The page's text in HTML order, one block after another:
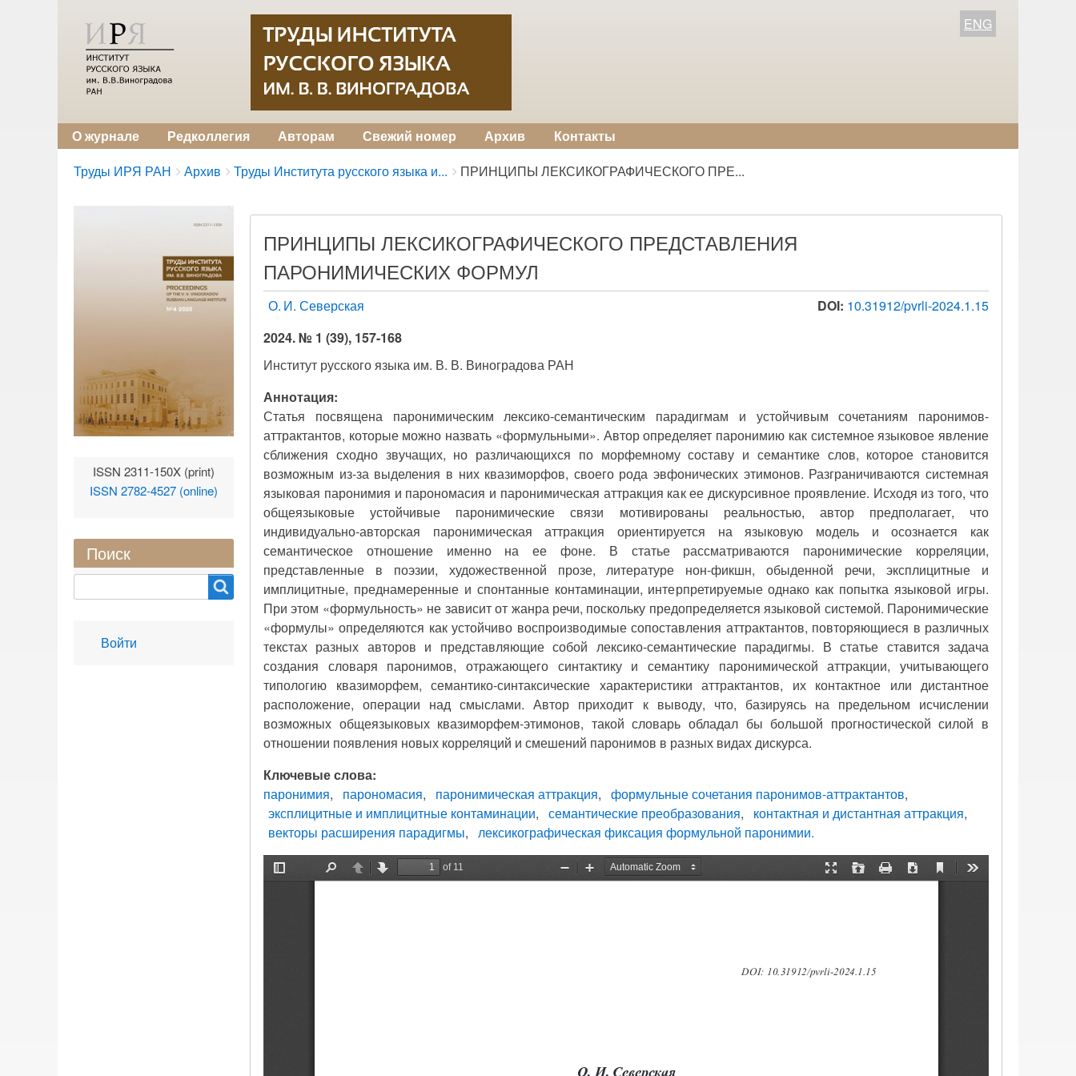
ENG
О журнале Редколлегия Авторам Свежий номер Архив Контакты
Breadcrumbs
You
Труды ИРЯ РАН Архив Труды Института русского языка и... ПРИНЦИПЫ ЛЕКСИКОГРАФИЧЕСКОГО ПРЕ...
ПРИНЦИПЫ ЛЕКСИКОГРАФИЧЕСКОГО ПРЕДСТАВЛЕНИЯ
ПАРОНИМИЧЕСКИХ ФОРМУЛ
О. И. Северская DOI: 10.31912/pvrli-2024.1.15
2024. № 1 (39), 157-168
Институт русского языка им. В. В. Виноградова РАН
Аннотация:
Статья посвящена паронимическим лексико-семантическим парадигмам и устойчивым сочетаниям паронимов-
аттрактантов, которые можно назвать «формульными». Автор определяет паронимию как системное языковое явление
сближения сходно звучащих, но различающихся по морфемному составу и семантике слов, которое становится
возможным из-за выделения в них квазиморфов, своего рода эвфонических этимонов. Разграничиваются системная
языковая паронимия и парономасия и паронимическая аттракция как ее дискурсивное проявление. Исходя из того, что
общеязыковые устойчивые паронимические связи мотивированы реальностью, автор предполагает, что
индивидуально-авторская паронимическая аттракция ориентируется на языковую модель и осознается как
семантическое отношение именно на ее фоне. В статье рассматриваются паронимические корреляции,
представленные в поэзии, художественной прозе, литературе нон-фикшн, обыденной речи, эксплицитные и
имплицитные, преднамеренные и спонтанные контаминации, интерпретируемые однако как попытка языковой игры.
При этом «формульность» не зависит от жанра речи, поскольку предопределяется языковой системой. Паронимические
«формулы» определяются как устойчиво воспроизводимые сопоставления аттрактантов, повторяющиеся в различных
текстах разных авторов и представляющие собой лексико-семантические парадигмы. В статье ставится задача
создания словаря паронимов, отражающего синтактику и семантику паронимической аттракции, учитывающего
типологию квазиморфем, семантико-синтаксические характеристики аттрактантов, их контактное или дистантное
расположение, операции над смыслами. Автор приходит к выводу, что, базируясь на предельном исчислении
возможных общеязыковых квазиморфем-этимонов, такой словарь обладал бы большой прогностической силой в
отношении появления новых корреляций и смешений паронимов в разных видах дискурса.
Ключевые слова:
паронимия
парономасия паронимическая аттракция
формульные сочетания паронимов-аттрактантов
эксплицитные и имплицитные контаминации
семантические преобразования
контактная и дистантная аттракция
векторы расширения парадигмы
лексикографическая фиксация формульной паронимии.
ISSN 2311-150X (print)
ISSN 2782-4527 (online)
Поиск
User
account
Войти